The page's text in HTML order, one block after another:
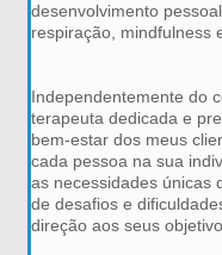
desenvolvimento
respiração, mindfulness
Independentemente do
terapeuta dedicada e
bem-estar dos meus
cada pessoa na sua
as necessidades únicas
de desafios e
direção aos seus